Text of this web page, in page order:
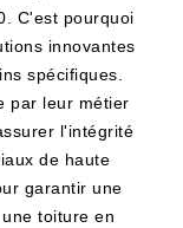
C'est pourquoi
innovantes
spécifiques.
par leur métier
l'intégrité
de haute
garantir une
toiture en